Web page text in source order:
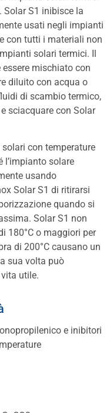
Solar S1 inibisce la
usati negli impianti
con tutti i materiali non
solari termici. Il
essere mischiato con
diluito con acqua o
di scambio termico,
sciacquare con Solar
con temperature
l’impianto solare
usando
Solar S1 di ritirarsi
quando si
Solar S1 non
180°C o maggiori per
di 200°C causano un
sua volta può
utile.
e inibitori